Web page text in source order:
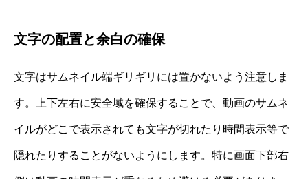
文字の配置と余白の確保
文字はサムネイル端ギリギリには置かないよう注意しま
す。上下左右に安全域を確保することで、動画のサムネ
イルがどこで表示されても文字が切れたり時間表示等で
隠れたりすることがないようにします。特に画面下部右